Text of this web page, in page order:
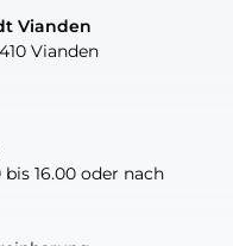
Vianden
Vianden
bis 16.00 oder nach
Vianden
Vianden
bis 16.00 oder nach
Vianden
Vianden
Vianden
Vianden